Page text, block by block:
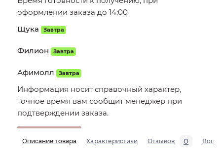
оформлении заказа до 14:00
Щука
Завтра
Филион Завтра
Афимолл Завтра
Информация носит справочный характер,
точное время вам сообщит менеджер при
подтверждении заказа.
Описание товара Характеристики Отзывов 0